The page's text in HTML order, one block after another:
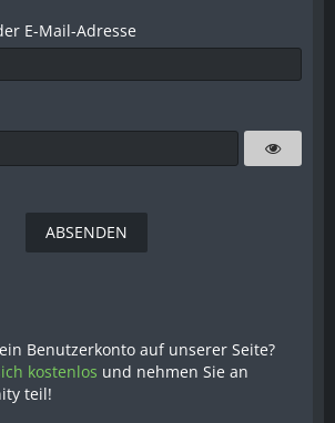
E-Mail-Adresse
Benutzerkonto auf unserer Seite?
kostenlos und nehmen Sie an
teil!